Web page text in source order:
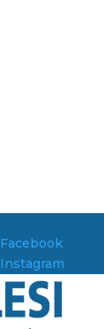
Facebook
Instagram